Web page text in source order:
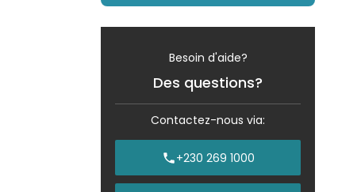
Besoin d'aide?
Des questions?
Contactez-nous via:
+230 269 1000